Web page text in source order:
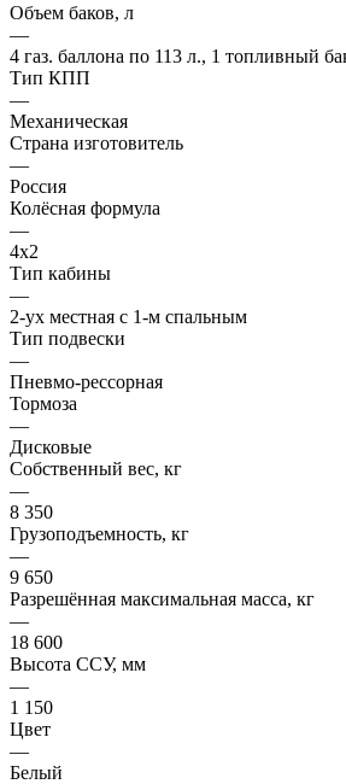
Объем баков, л
—
4 газ. баллона по 113 л., 1 топливный
Тип КПП
—
Механическая
Страна изготовитель
—
Россия
Колёсная формула
—
4х2
Тип кабины
—
2-ух местная с 1-м спальным
Тип подвески
—
Пневмо-рессорная
Тормоза
—
Дисковые
Собственный вес, кг
—
8 350
Грузоподъемность, кг
—
9 650
Разрешённая максимальная масса, кг
—
18 600
Высота ССУ, мм
—
1 150
Цвет
—
Белый